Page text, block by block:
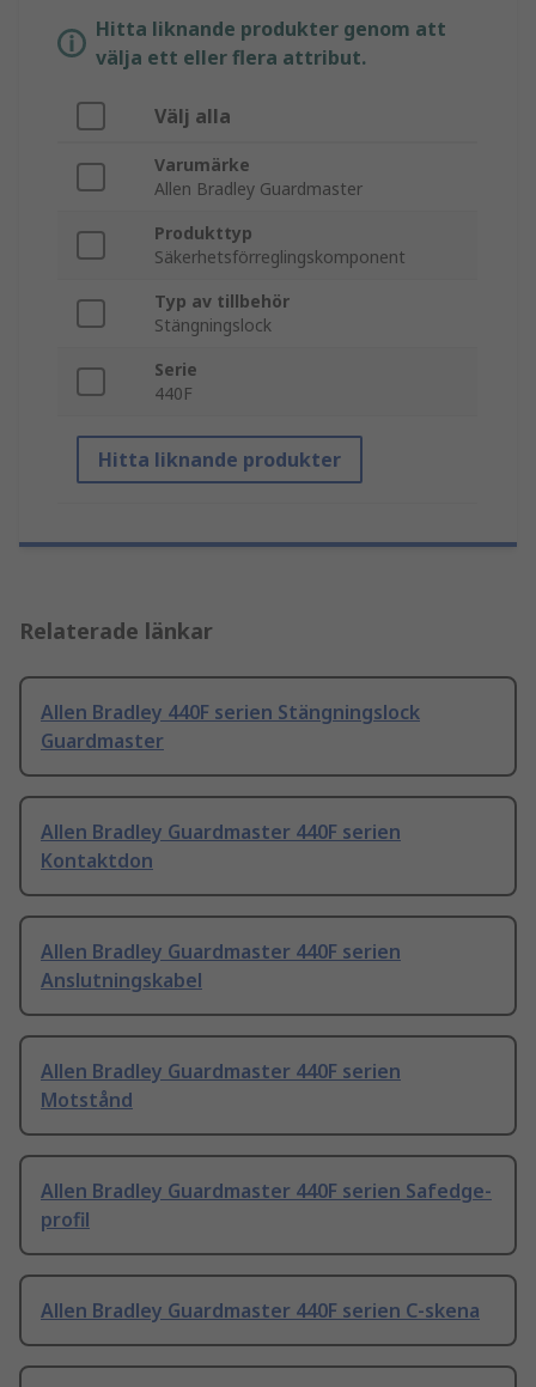
Hitta liknande produkter genom att
välja ett eller flera attribut.
Välj alla
Varumärke
Allen Bradley Guardmaster
Produkttyp
Säkerhetsförreglingskomponent
Typ av tillbehör
Stängningslock
Serie
440F
Hitta liknande produkter
Relaterade länkar
Allen Bradley 440F serien Stängningslock
Guardmaster
Allen Bradley Guardmaster 440F serien
Kontaktdon
Allen Bradley Guardmaster 440F serien
Anslutningskabel
Allen Bradley Guardmaster 440F serien
Motstånd
Allen Bradley Guardmaster 440F serien Safedge-
profil
Allen Bradley Guardmaster 440F serien C-skena